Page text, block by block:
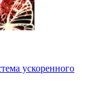
ускоренного